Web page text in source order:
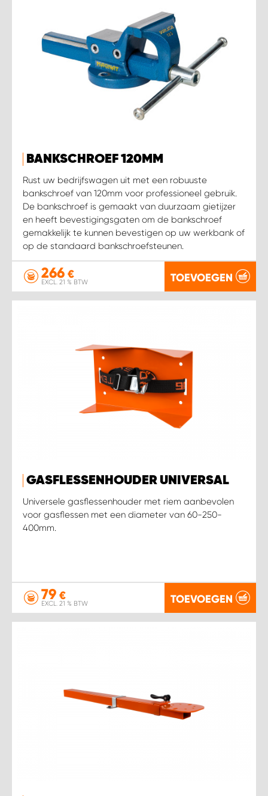
BANKSCHROEF 120MM
Rust uw bedrijfswagen uit met een robuuste
bankschroef van 120mm voor professioneel gebruik.
De bankschroef is gemaakt van duurzaam gietijzer
en heeft bevestigingsgaten om de bankschroef
gemakkelijk te kunnen bevestigen op uw werkbank of
op de standaard bankschroefsteunen.
266 €
EXCL. 21 % BTW TOEVOEGEN
GASFLESSENHOUDER UNIVERSAL
Universele gasflessenhouder met riem aanbevolen
voor gasflessen met een diameter van 60-250-
400mm.
79 €
EXCL. 21 % BTW TOEVOEGEN